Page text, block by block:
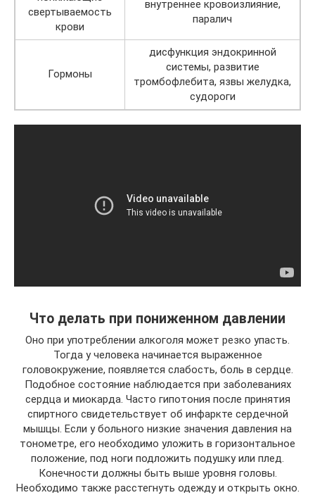
свертываемость
крови
внутреннее кровоизлияние,
паралич
Гормоны
дисфункция эндокринной
системы, развитие
тромбофлебита, язвы желудка,
судороги
Что делать при пониженном давлении
Оно при употреблении алкоголя может резко упасть.
Тогда у человека начинается выраженное
головокружение, появляется слабость, боль в сердце.
Подобное состояние наблюдается при заболеваниях
сердца и миокарда. Часто гипотония после принятия
спиртного свидетельствует об инфаркте сердечной
мышцы. Если у больного низкие значения давления на
тонометре, его необходимо уложить в горизонтальное
положение, под ноги подложить подушку или плед.
Конечности должны быть выше уровня головы.
Необходимо также расстегнуть одежду и открыть окно.